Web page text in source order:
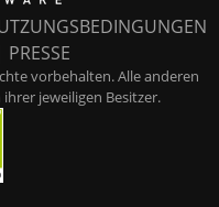
PRESSE
vorbehalten. Alle anderen
jeweiligen Besitzer.